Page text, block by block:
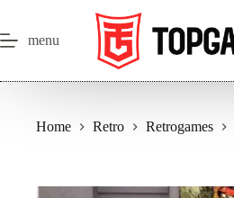
contenuto
menu
Home Retro Retrogames